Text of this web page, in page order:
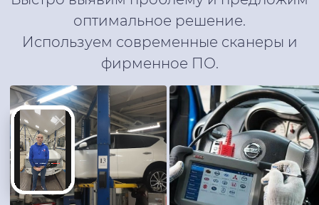
оптимальное решение.
Используем современные сканеры и
фирменное ПО.